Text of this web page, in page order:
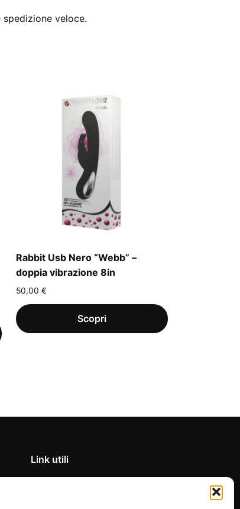
veloce.
Rabbit Usb Nero “Webb” –
doppia vibrazione 8in
50,00 €
Link utili